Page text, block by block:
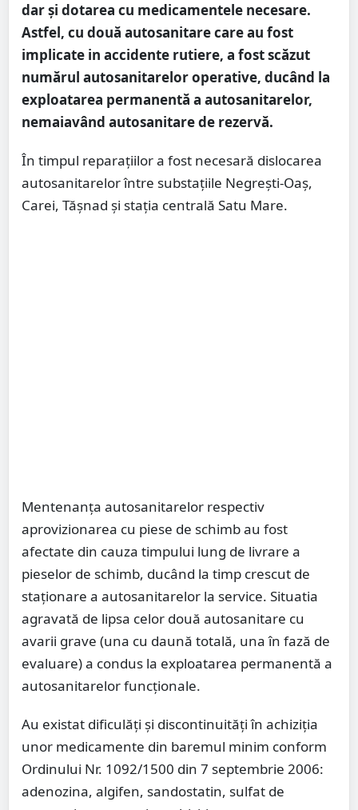
dar și dotarea cu medicamentele necesare.
Astfel, cu două autosanitare care au fost
implicate in accidente rutiere, a fost scăzut
numărul autosanitarelor operative, ducând la
exploatarea permanentă a autosanitarelor,
nemaiavând autosanitare de rezervă.
În timpul reparațiilor a fost necesară dislocarea
autosanitarelor între substațiile Negrești-Oaș,
Carei, Tășnad și stația centrală Satu Mare.
Mentenanța autosanitarelor respectiv
aprovizionarea cu piese de schimb au fost
afectate din cauza timpului lung de livrare a
pieselor de schimb, ducând la timp crescut de
staționare a autosanitarelor la service. Situatia
agravată de lipsa celor două autosanitare cu
avarii grave (una cu daună totală, una în fază de
evaluare) a condus la exploatarea permanentă a
autosanitarelor funcționale.
Au existat dificulăți și discontinuități în achiziția
unor medicamente din baremul minim conform
Ordinului Nr. 1092/1500 din 7 septembrie 2006:
adenozina, algifen, sandostatin, sulfat de